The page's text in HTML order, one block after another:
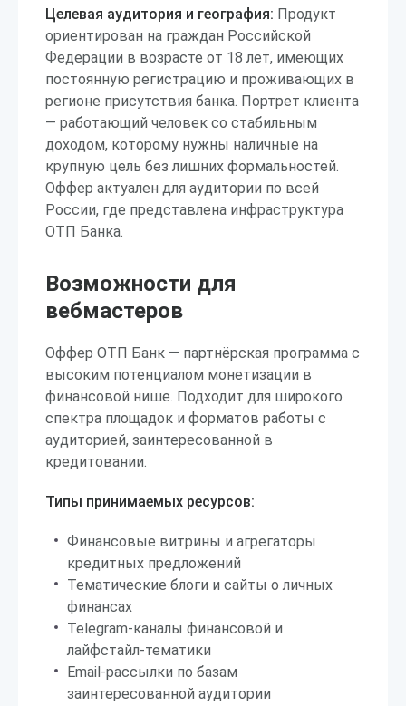
Целевая аудитория и география: Продукт
ориентирован на граждан Российской
Федерации в возрасте от 18 лет, имеющих
постоянную регистрацию и проживающих в
регионе присутствия банка. Портрет клиента
— работающий человек со стабильным
доходом, которому нужны наличные на
крупную цель без лишних формальностей.
Оффер актуален для аудитории по всей
России, где представлена инфраструктура
ОТП Банка.
Возможности для
вебмастеров
Оффер ОТП Банк — партнёрская программа с
высоким потенциалом монетизации в
финансовой нише. Подходит для широкого
спектра площадок и форматов работы с
аудиторией, заинтересованной в
кредитовании.
Типы принимаемых ресурсов:
Финансовые витрины и агрегаторы
кредитных предложений
Тематические блоги и сайты о личных
финансах
Telegram-каналы финансовой и
лайфстайл-тематики
Email-рассылки по базам
заинтересованной аудитории